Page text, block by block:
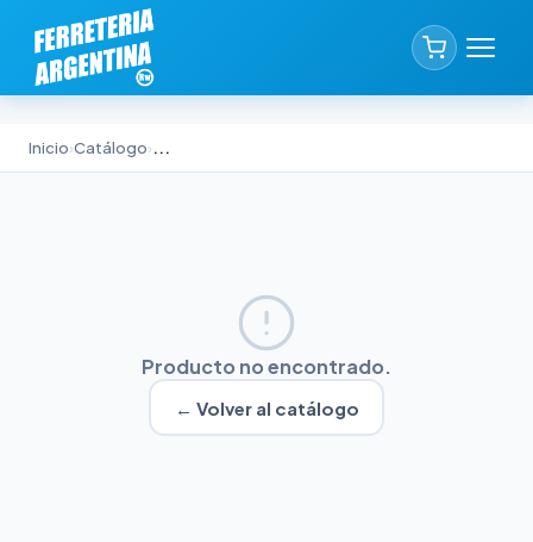
Inicio›Catálogo›...
Producto no encontrado.
← Volver al catálogo